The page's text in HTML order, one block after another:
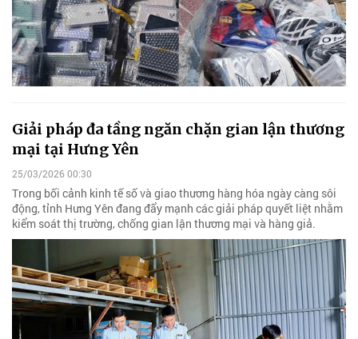
Giải pháp đa tầng ngăn chặn gian lận thương
mại tại Hưng Yên
25/03/2026 00:30
Trong bối cảnh kinh tế số và giao thương hàng hóa ngày càng sôi
động, tỉnh Hưng Yên đang đẩy mạnh các giải pháp quyết liệt nhằm
kiểm soát thị trường, chống gian lận thương mại và hàng giả.